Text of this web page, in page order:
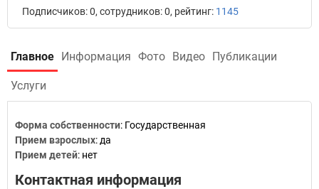
Подписчиков: 0, сотрудников: 0, рейтинг: 1145
Главное Информация Фото Видео Публикации
Услуги
Форма собственности: Государственная
Прием взрослых: да
Прием детей: нет
Контактная информация